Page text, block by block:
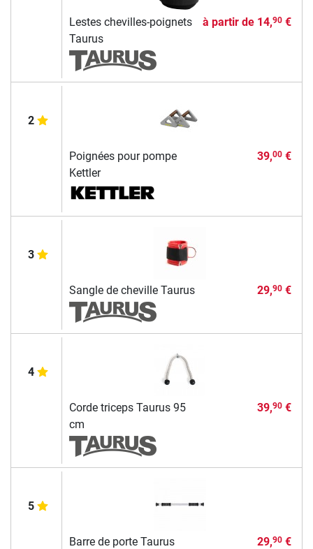
Lestes chevilles-poignets
Taurus
à partir de 14,90€
2
Poignées pour pompe
Kettler
39,00€
3
Sangle de cheville Taurus 29,90€
4
Corde triceps Taurus 95
cm
39,90€
5
Barre de porte Taurus
29,90€